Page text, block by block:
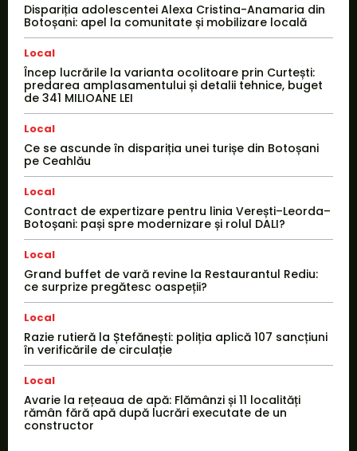
Dispariția adolescentei Alexa Cristina-Anamaria din
Botoșani: apel la comunitate și mobilizare locală
Local
Încep lucrările la varianta ocolitoare prin Curtești:
predarea amplasamentului și detalii tehnice, buget
de 341 MILIOANE LEI
Local
Ce se ascunde în dispariția unei turișe din Botoșani
pe Ceahlău
Local
Contract de expertizare pentru linia Verești–Leorda–
Botoșani: pași spre modernizare și rolul DALI?
Local
Grand buffet de vară revine la Restaurantul Rediu:
ce surprize pregătesc oaspeții?
Local
Razie rutieră la Ștefănești: poliția aplică 107 sancțiuni
în verificările de circulație
Local
Avarie la rețeaua de apă: Flămânzi și 11 localități
rămân fără apă după lucrări executate de un
constructor